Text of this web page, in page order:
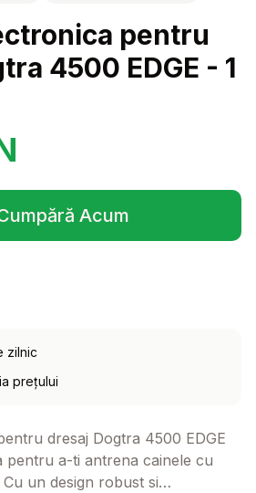
pentru
4500 EDGE - 1
Acum
(se deschide într-o filă
zilnic
prețului
dresaj Dogtra 4500 EDGE
pentru a-ti antrena cainele cu
un design robust si